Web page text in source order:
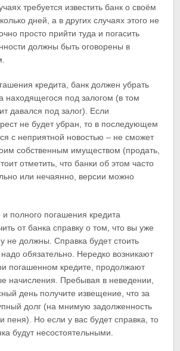
требуется известить банк о своём
дней, а в других случаях этого не
просто прийти туда и погасить
должны быть оговорены в
кредита, банк должен убрать
находящегося под залогом (в том
давался под залог). Если
не будет убран, то в последующем
с неприятной новостью – не сможет
собственным имуществом (продать,
отметить, что банки об этом часто
или нечаянно, версии можно
полного погашения кредита
от банка справку о том, что вы уже
не должны. Справка будет стоить
надо обязательно. Нередко возникают
погашенном кредите, продолжают
начисления. Пребывая в неведении,
день получите извещение, что за
долг (на мнимую задолженность
пеня). Но если у вас будет справка, то
будут несостоятельными.